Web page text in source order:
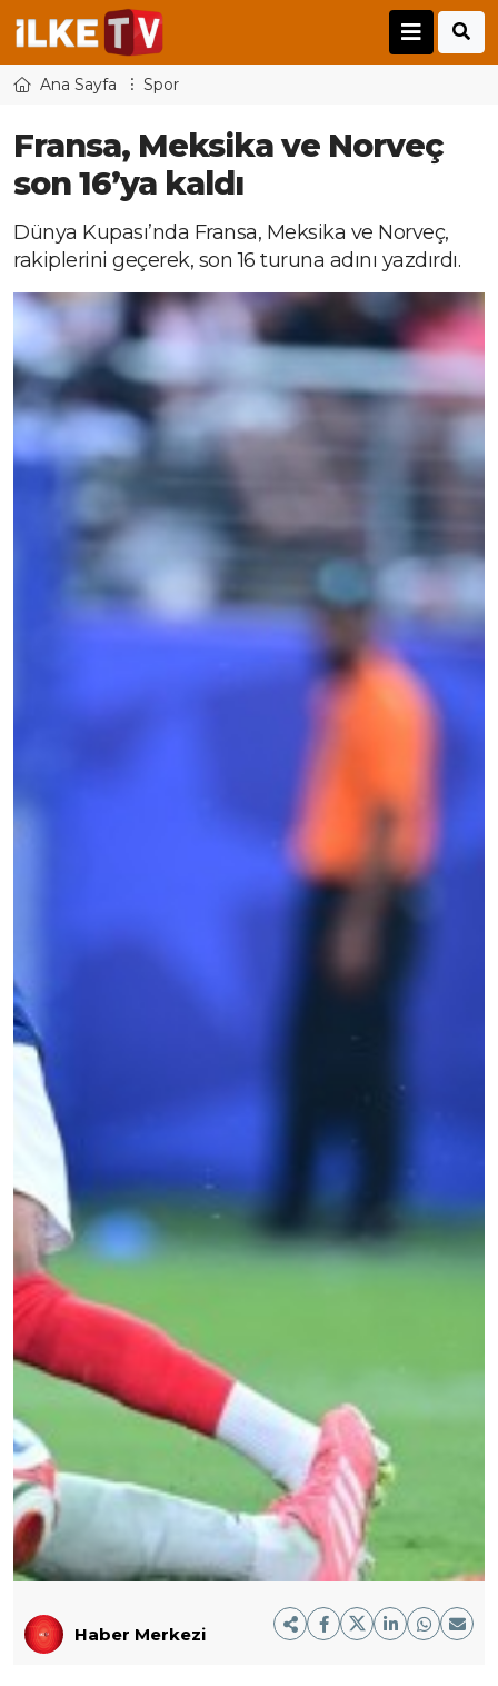
Ana Sayfa Spor
Fransa, Meksika ve Norveç
son 16’ya kaldı
Dünya Kupası’nda Fransa, Meksika ve Norveç,
rakiplerini geçerek, son 16 turuna adını yazdırdı.
Haber Merkezi